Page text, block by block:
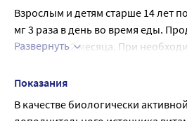
Взрослым и детям старше 14 лет
мг 3 раза в день во время еды.
приема – 1-2 месяца. При
Развернуть
Показания
В качестве биологически